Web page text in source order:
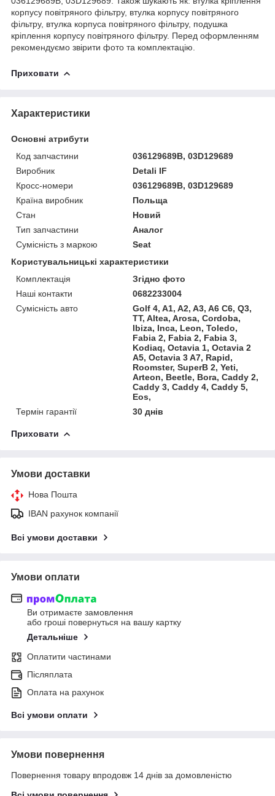
корпусу повітряного фільтру, втулка корпусу повітряного
фільтру, втулка корпуса повітряного фільтру, подушка
кріплення корпусу повітряного фільтру. Перед оформленням
рекомендуємо звірити фото та комплектацію.
Приховати
Характеристики
Основні атрибути
Код запчастини
036129689B, 03D129689
Виробник
Detali IF
Кросс-номери
036129689B, 03D129689
Країна виробник
Польща
Стан
Новий
Тип запчастини
Аналог
Сумісність з маркою
Seat
Користувальницькі характеристики
Комплектація
Згідно фото
Наші контакти
0682233004
Сумісність авто
Golf 4, A1, A2, A3, A6 C6, Q3,
TT, Altea, Arosa, Cordoba,
Ibiza, Inca, Leon, Toledo,
Fabia 2, Fabia 2, Fabia 3,
Kodiaq, Octavia 1, Octavia 2
A5, Octavia 3 A7, Rapid,
Roomster, SuperB 2, Yeti,
Arteon, Beetle, Bora, Caddy 2,
Caddy 3, Caddy 4, Caddy 5,
Eos,
Термін гарантії
30 днів
Приховати
Умови доставки
Нова Пошта
IBAN рахунок компанії
Всі умови доставки
Умови оплати
Ви отримаєте замовлення
або гроші повернуться на вашу картку
Детальніше
Оплатити частинами
Післяплата
Оплата на рахунок
Всі умови оплати
Умови повернення
Повернення товару впродовж 14 днів за домовленістю